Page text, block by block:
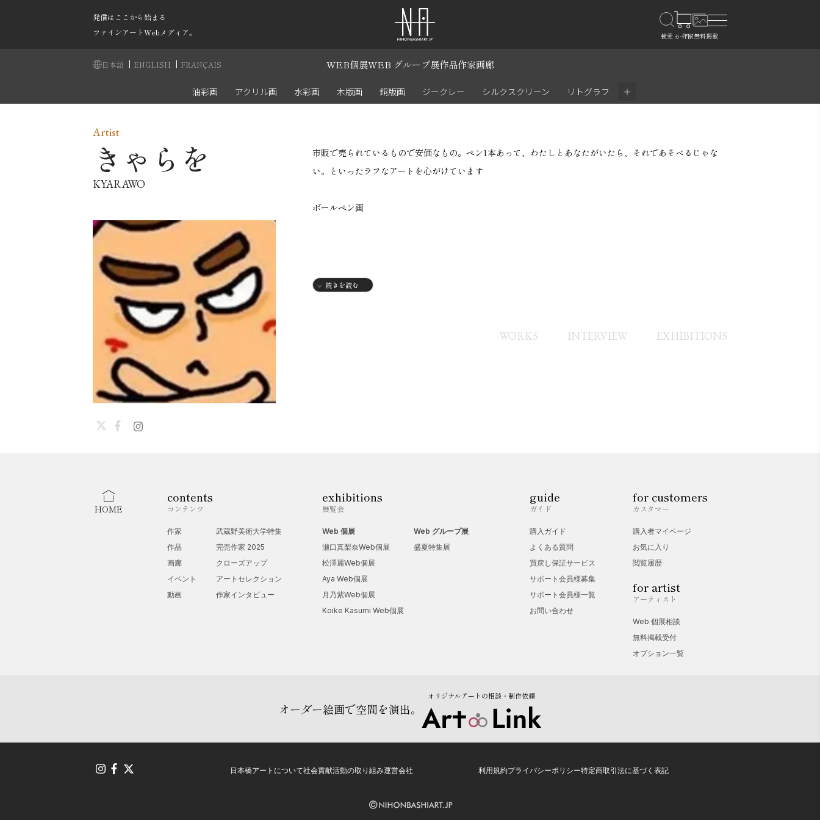
発信はここから始まる
ファインアートWebメディア。
日本語 | ENGLISH | FRANÇAIS WEB個展WEB グループ展作品作家画廊
油彩画 アクリル画 水彩画 木版画 銅版画 ジークレー シルクスクリーン リトグラフ ＋
市販で売られているもので安価なもの。ペン1本あって、わたしとあなたがいたら、それであそべるじゃな
い。といったラフなアートを心がけています
ボールペン画
続きを読む
Artist
きゃらを
KYARAWO
WORKS INTERVIEW EXHIBITIONS
HOME
contents
コンテンツ
作家
作品
画廊
イベント
動画
武蔵野美術大学特集
完売作家 2025
クローズアップ
アートセレクション
作家インタビュー
exhibitions
展覧会
Web 個展
瀬口真梨奈Web個展
松澤麗Web個展
Aya Web個展
月乃紫Web個展
Koike Kasumi Web個展
Web グループ展
盛夏特集展
guide
ガイド
購入ガイド
よくある質問
買戻し保証サービス
サポート会員様募集
サポート会員様一覧
お問い合わせ
for customers
カスタマー
購入者マイページ
お気に入り
閲覧履歴
for artist
アーティスト
Web 個展相談
無料掲載受付
オプション一覧
オーダー絵画で空間を演出。
オリジナルアートの相談・制作依頼
日本橋アートについて社会貢献活動の取り組み運営会社 利用規約プライバシーポリシー特定商取引法に基づく表記